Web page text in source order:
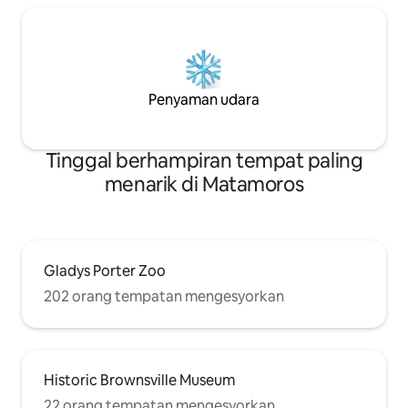
Penyaman udara
Tinggal berhampiran tempat paling
menarik di Matamoros
Gladys Porter Zoo
202 orang tempatan mengesyorkan
Historic Brownsville Museum